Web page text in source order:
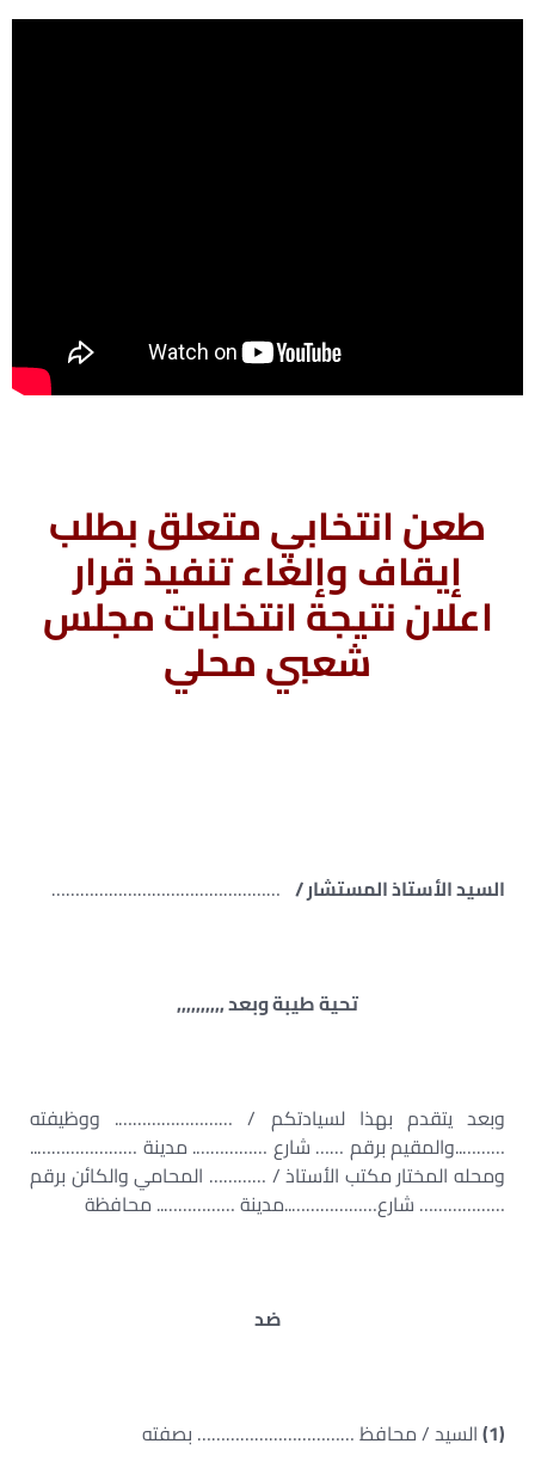
طعن انتخابي متعلق بطلب
إيقاف وإلغاء تنفيذ قرار
اعلان نتيجة انتخابات مجلس
شعبي محلي
السيد الأستاذ المستشار / …………………………………………
تحية طيبة وبعد ,,,,,,,,,,
وبعد يتقدم بهذا لسيادتكم / ……………………. ووظيفته
………..والمقيم برقم …… شارع ……………. مدينة …………………..
ومحله المختار مكتب الأستاذ / ………… المحامي والكائن برقم
……………… شارع………………..مدينة …………….. محافظة
ضد
(1)
السيد / محافظ …………………………… بصفته